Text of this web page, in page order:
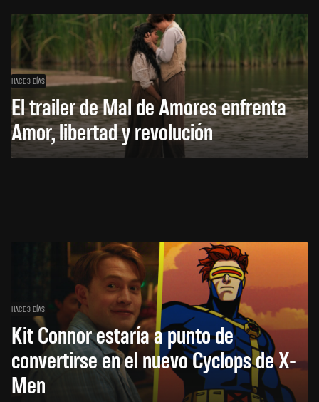
HACE 3 DÍAS
El trailer de Mal de Amores enfrenta
Amor, libertad y revolución
HACE 3 DÍAS
Kit Connor estaría a punto de
convertirse en el nuevo Cyclops de X-
Men